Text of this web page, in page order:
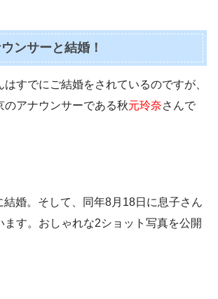
ンサーと結婚！
すでにご結婚をされているのですが、
のアナウンサーである秋元玲奈さんで
結婚。そして、同年8月18日に息子さん
ます。おしゃれな2ショット写真を公開